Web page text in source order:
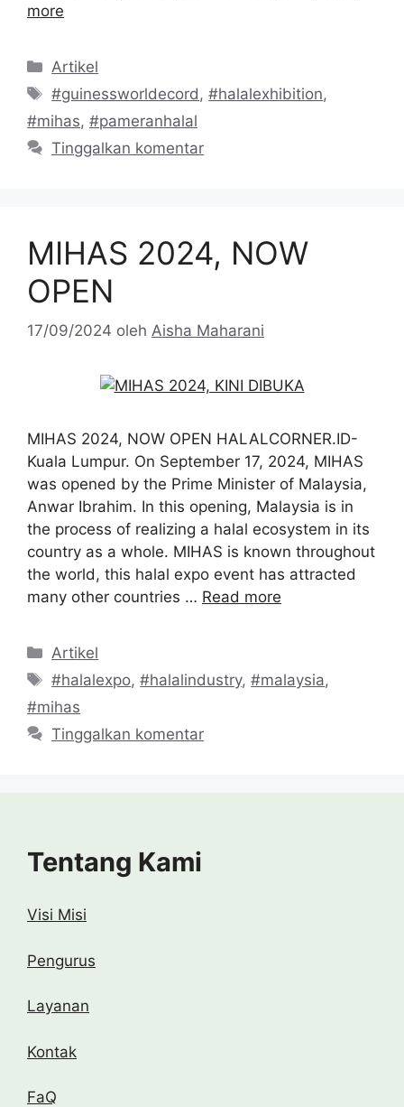
more
Kategori
Artikel
Tag
#guinessworldecord ,#halalexhibition,
#mihas, #pameranhalal
Tinggalkan komentar
MIHAS 2024, NOW
OPEN
17/09/2024 oleh Aisha Maharani
MIHAS 2024, NOW OPEN HALALCORNER.ID-
Kuala Lumpur. On September 17, 2024, MIHAS
was opened by the Prime Minister of Malaysia,
Anwar Ibrahim. In this opening, Malaysia is in
the process of realizing a halal ecosystem in its
country as a whole. MIHAS is known throughout
the world, this halal expo event has attracted
many other countries … Read more
Kategori
Artikel
Tag
#halalexpo,#halalindustry,#malaysia,
#mihas
Tinggalkan komentar
Tentang Kami
Visi Misi
Pengurus
Layanan
Kontak
FaQ